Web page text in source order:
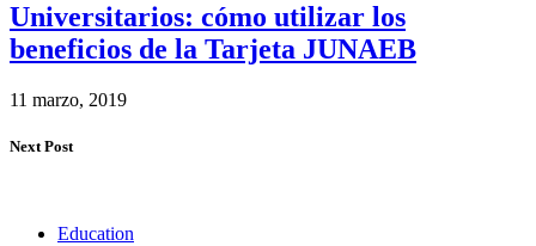
Universitarios: cómo utilizar los
beneficios de la Tarjeta JUNAEB
11 marzo, 2019
Next Post
Education